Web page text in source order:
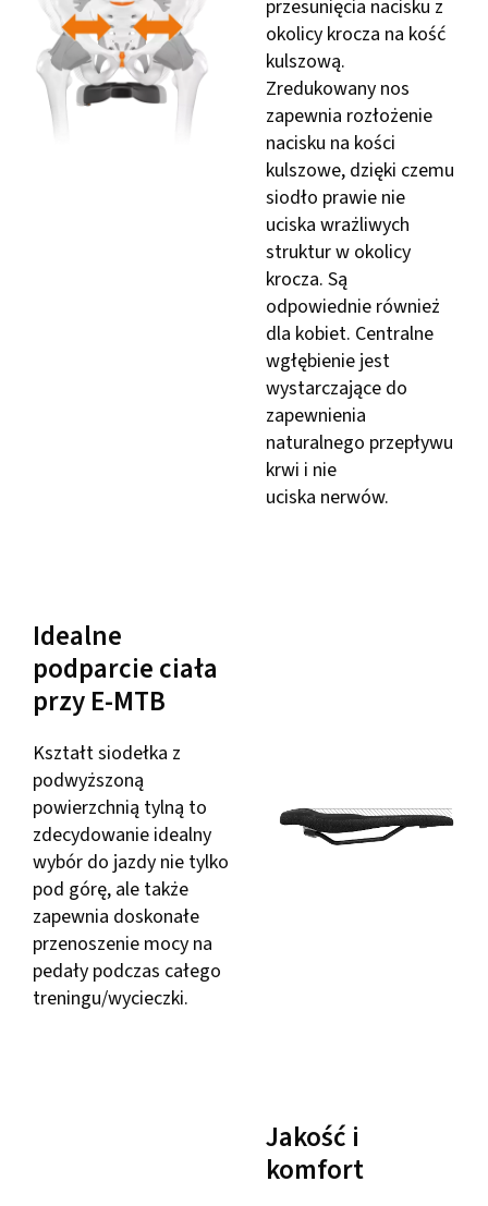
przesunięcia nacisku z
okolicy krocza na kość
kulszową.
Zredukowany nos
zapewnia rozłożenie
nacisku na kości
kulszowe, dzięki czemu
siodło prawie nie
uciska wrażliwych
struktur w okolicy
krocza. Są
odpowiednie również
dla kobiet. Centralne
wgłębienie jest
wystarczające do
zapewnienia
naturalnego przepływu
krwi i nie
uciska nerwów.
Idealne
podparcie ciała
przy E-MTB
Kształt siodełka z
podwyższoną
powierzchnią tylną to
zdecydowanie idealny
wybór do jazdy nie tylko
pod górę, ale także
zapewnia doskonałe
przenoszenie mocy na
pedały podczas całego
treningu/wycieczki.
Jakość i
komfort